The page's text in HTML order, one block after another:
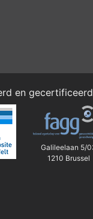
en
Galileelaan 5/
1210 Brussel